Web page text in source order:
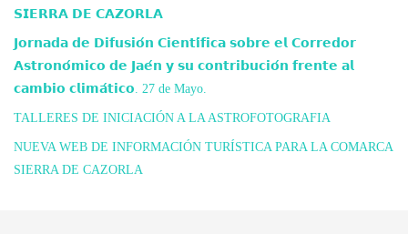
𝗦𝗜𝗘𝗥𝗥𝗔 𝗗𝗘 𝗖𝗔𝗭𝗢𝗥𝗟𝗔
𝗝𝗼𝗿𝗻𝗮𝗱𝗮 𝗱𝗲 𝗗𝗶𝗳𝘂𝘀𝗶𝗼́𝗻 𝗖𝗶𝗲𝗻𝘁𝗶́𝗳𝗶𝗰𝗮 𝘀𝗼𝗯𝗿𝗲 𝗲𝗹 𝗖𝗼𝗿𝗿𝗲𝗱𝗼𝗿
𝗔𝘀𝘁𝗿𝗼𝗻𝗼́𝗺𝗶𝗰𝗼 𝗱𝗲 𝗝𝗮𝗲́𝗻 𝘆 𝘀𝘂 𝗰𝗼𝗻𝘁𝗿𝗶𝗯𝘂𝗰𝗶𝗼́𝗻 𝗳𝗿𝗲𝗻𝘁𝗲 𝗮𝗹
𝗰𝗮𝗺𝗯𝗶𝗼 𝗰𝗹𝗶𝗺𝗮́𝘁𝗶𝗰𝗼. 27 de Mayo.
TALLERES DE INICIACIÓN A LA ASTROFOTOGRAFIA
NUEVA WEB DE INFORMACIÓN TURÍSTICA PARA LA COMARCA
SIERRA DE CAZORLA